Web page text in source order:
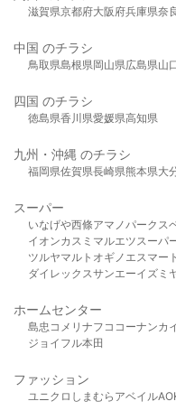
滋賀県京都府大阪府兵庫県奈
中国 のチラシ
鳥取県島根県岡山県広島県山
四国 のチラシ
徳島県香川県愛媛県高知県
九州・沖縄 のチラシ
福岡県佐賀県長崎県熊本県大
スーパー
いなげや西條アマノパークス
イオンカスミ マルエツスーパ
ツルヤマルト オギノ エスマート
ダイレックスサンエーイズミ
ホームセンター
島忠 コメリ ナフコ コーナンカ
ジョイフル本田
ファッション
ユニクロ しまむら アベイル